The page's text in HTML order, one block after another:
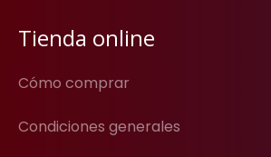
Tienda online
Cómo comprar
Condiciones generales